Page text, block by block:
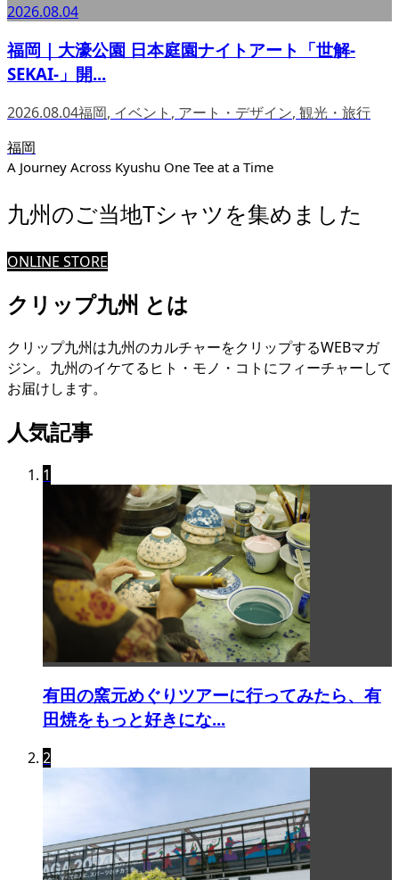
2026.08.04
福岡｜大濠公園 日本庭園ナイトアート「世解-
SEKAI-」開...
2026.08.04福岡, イベント , アート・デザイン, 観光・旅行
福岡
A Journey Across Kyushu One Tee at a Time
九州のご当地Tシャツを集めました
ONLINE STORE
クリップ九州 とは
クリップ九州は九州のカルチャーをクリップするWEBマガ
ジン。九州のイケてるヒト・モノ・コトにフィーチャーして
お届けします。
人気記事
1
有田の窯元めぐりツアーに行ってみたら、有
田焼をもっと好きにな...
2